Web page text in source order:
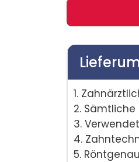
1.
2.
3.
4.
5.